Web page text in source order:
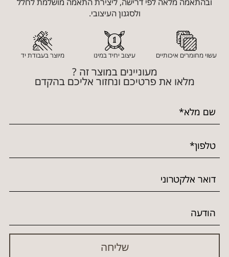
ולסגנון העיצובי.
עשוי מחומרים איכותיים עיצוב יחיד במינו מיוצר בעבודת יד
מעוניינים במוצר זה ?
מלאו את פרטיכם ונחזור אליכם בהקדם